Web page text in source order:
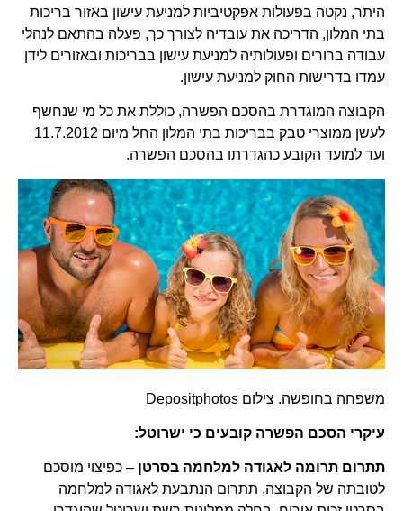
היתר, נקטה בפעולות אפקטיביות למניעת עישון באזור בריכות
בתי המלון, הדריכה את עובדיה לצורך כך, פעלה בהתאם לנהלי
עבודה ברורים ופעולותיה למניעת עישון בבריכות ובאזורים לידן
עמדו בדרישות החוק למניעת עישון.
הקבוצה המוגדרת בהסכם הפשרה, כוללת את כל מי שנחשף
לעשן ממוצרי טבק בבריכות בתי המלון החל מיום 11.7.2012
ועד למועד הקובע כהגדרתו בהסכם הפשרה.
משפחה בחופשה. צילום Depositphotos
עיקרי הסכם הפשרה קובעים כי ישרוטל:
תתרום תרומה לאגודה למלחמה בסרטן – כפיצוי מוסכם
לטובתה של הקבוצה, תתרום הנתבעת לאגודה למלחמה